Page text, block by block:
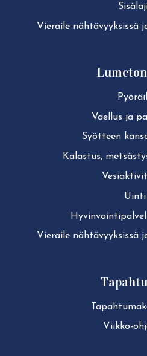
Vieraile näh­tä­vyyk­sis­sä
Vaellus ja
Syötteen
Kalastus,
Uinti
Vieraile näh­tä­vyyk­sis­sä
Viikko-